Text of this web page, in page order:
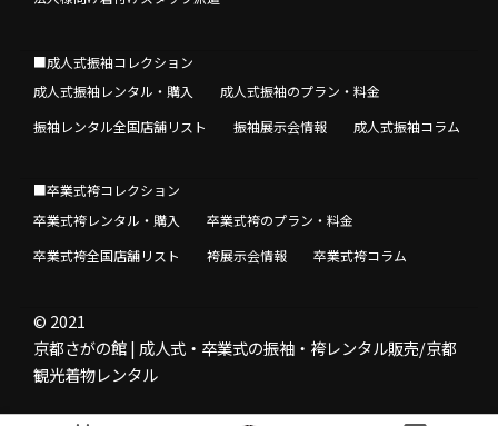
■成人式振袖コレクション
成人式振袖レンタル・購入
成人式振袖のプラン・料金
振袖レンタル全国店舗リスト
振袖展示会情報 成人式振袖コラム
■卒業式袴コレクション
卒業式袴レンタル・購入
卒業式袴のプラン・料金
卒業式袴全国店舗リスト
袴展示会情報 卒業式袴コラム
© 2021
京都さがの館 | 成人式・卒業式の振袖・袴レンタル販売/京都
観光着物レンタル